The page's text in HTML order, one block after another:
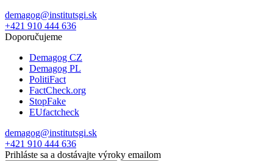
demagog@institutsgi.sk
+421 910 444 636
Doporučujeme
Demagog CZ
Demagog PL
PolitiFact
FactCheck.org
StopFake
EUfactcheck
demagog@institutsgi.sk
+421 910 444 636
Prihláste sa a dostávajte výroky emailom